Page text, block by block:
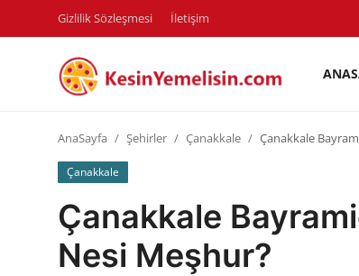
Gizlilik Sözleşmesi İletişim
Diyet & Sağlıklı Beslenme
AnaSayfa Şehirler Çanakkale Çanakkale
Çanakkale
Çanakkale
Nesi Meşhur?